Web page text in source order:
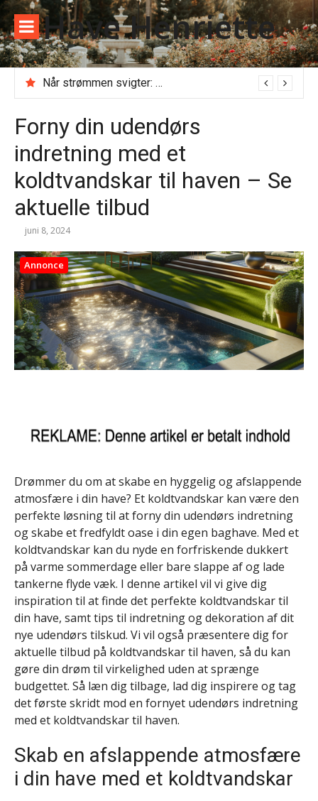
Spring
til
indhold Have Henriette
Når strømmen svigter: Alt du skal vide, før du ringer til en akut elektriker
Forny din udendørs
indretning med et
koldtvandskar til haven – Se
aktuelle tilbud
juni 8, 2024
Annonce
Drømmer du om at skabe en hyggelig og afslappende
atmosfære i din have? Et koldtvandskar kan være den
perfekte løsning til at forny din udendørs indretning
og skabe et fredfyldt oase i din egen baghave. Med et
koldtvandskar kan du nyde en forfriskende dukkert
på varme sommerdage eller bare slappe af og lade
tankerne flyde væk. I denne artikel vil vi give dig
inspiration til at finde det perfekte koldtvandskar til
din have, samt tips til indretning og dekoration af dit
nye udendørs tilskud. Vi vil også præsentere dig for
aktuelle tilbud på koldtvandskar til haven, så du kan
gøre din drøm til virkelighed uden at sprænge
budgettet. Så læn dig tilbage, lad dig inspirere og tag
det første skridt mod en fornyet udendørs indretning
med et koldtvandskar til haven.
Skab en afslappende atmosfære
i din have med et koldtvandskar